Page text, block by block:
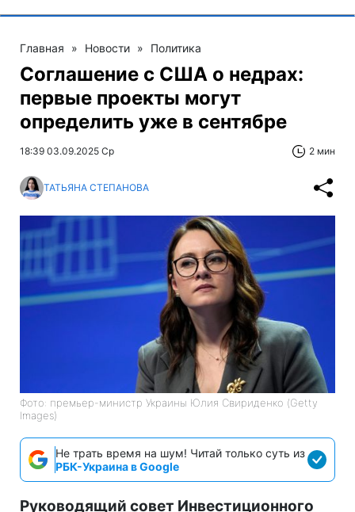
Главная » Новости » Политика
Соглашение с США о недрах:
первые проекты могут
определить уже в сентябре
18:39 03.09.2025 Ср 2 мин
ТАТЬЯНА СТЕПАНОВА
Фото: премьер-министр Украины Юлия Свириденко (Getty
Images)
Не трать время на шум! Читай только суть из
РБК-Украина в Google
Руководящий совет Инвестиционного